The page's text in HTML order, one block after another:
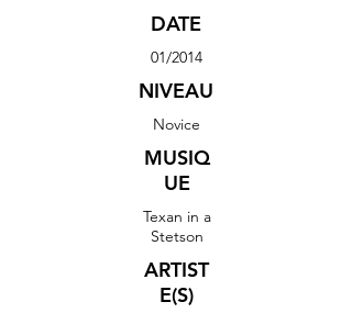
DATE
01/2014
NIVEAU
Novice
MUSIQ
UE
Texan in a
Stetson
ARTIST
E(S)